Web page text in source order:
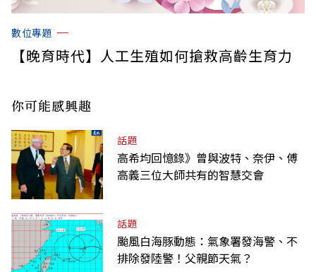
數位專題
【晚育時代】人工生殖如何搶救高齡生育力
你可能感興趣
話題
高希均回憶錄》曾與波特、奈伊、傅
高義三位大師共有的智慧交會
話題
颱風白海豚動態：氣象署發海警、不
排除發陸警！父親節天氣？